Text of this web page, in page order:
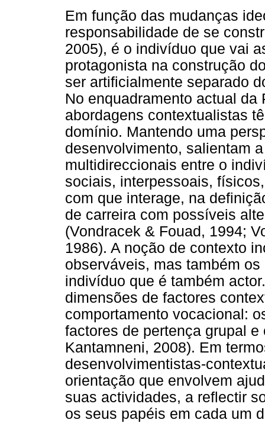
Em função das mudanças
responsabilidade de se
2005), é o indivíduo que vai
protagonista na construção
ser artificialmente separado
No enquadramento actual
abordagens contextualistas
domínio. Mantendo uma
desenvolvimento, salientam
multidireccionais entre o
sociais, interpessoais,
com que interage, na
de carreira com possíveis
(Vondracek & Fouad, 1994;
1986). A noção de contexto
observáveis, mas também
indivíduo que é também
dimensões de factores
comportamento vocacional:
factores de pertença grupal
Kantamneni, 2008). Em
desenvolvimentistas-
orientação que envolvem
suas actividades, a reflectir
os seus papéis em cada um